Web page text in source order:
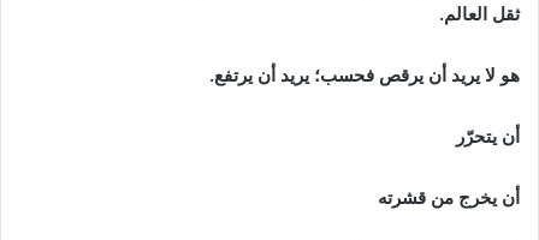
ثقل العالم.
هو لا يريد أن يرقص فحسب؛ يريد أن يرتفع.
أن يتحرّر
أن يخرج من قشرته